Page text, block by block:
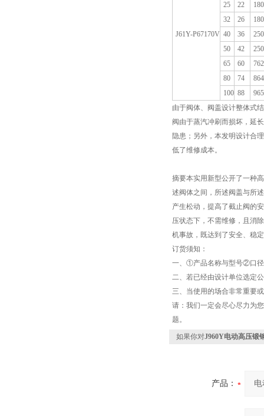
J61Y-P67170V
25
22
180
32
26
180
40
36
250
50
42
250
65
60
762
80
74
864
100 88
965
由于阀体、阀盖设计整体式
阀由于蒸汽冲刷而损坏，延
隐患；另外，本发明设计合
低了维修成本。
摘要本实用新型公开了一种
述阀体之间，所述阀盖与所
产生松动，提高了截止阀的
压状态下，不需维修，且消
机事故，既达到了安全、稳
订货须知：
一、①产品名称与型号②口
二、若已经由设计单位选定
三、当使用的场合非常重要
请：我们一定会尽心尽力为
题。
如果你对J960Y电动高压锻
产品：